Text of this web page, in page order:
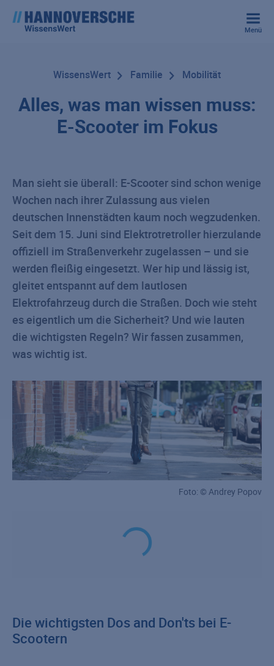
Menü
WissensWert Familie Mobilität
Alles, was man wissen muss:
E-Scooter im Fokus
Man sieht sie überall: E-Scooter sind schon wenige
Wochen nach ihrer Zulassung aus vielen
deutschen Innenstädten kaum noch wegzudenken.
Seit dem 15. Juni sind Elektrotretroller hierzulande
offiziell im Straßenverkehr zugelassen – und sie
werden fleißig eingesetzt. Wer hip und lässig ist,
gleitet entspannt auf dem lautlosen
Elektrofahrzeug durch die Straßen. Doch wie steht
es eigentlich um die Sicherheit? Und wie lauten
die wichtigsten Regeln? Wir fassen zusammen,
was wichtig ist.
Foto: © Andrey Popov
Die wichtigsten Dos and Don'ts bei E-
Scootern